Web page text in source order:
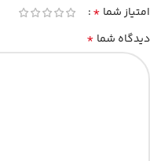
امتیاز شما *
دیدگاه شما *